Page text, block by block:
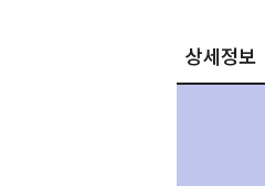
상세정보